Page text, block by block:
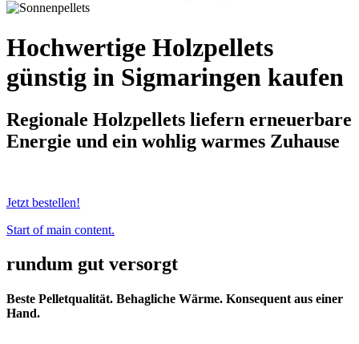
Hochwertige Holzpellets
günstig in Sigmaringen kaufen
Regionale Holzpellets liefern erneuerbare
Energie und ein wohlig warmes Zuhause
Jetzt bestellen!
Start of main content.
rundum gut versorgt
Beste Pelletqualität. Behagliche Wärme. Konsequent aus einer
Hand.